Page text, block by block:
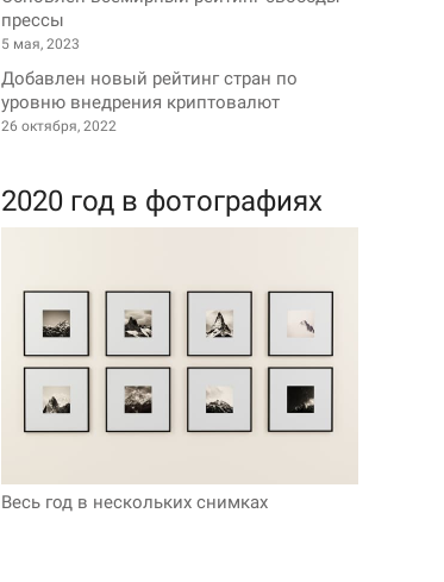
прессы
5 мая, 2023
Добавлен новый рейтинг стран по
уровню внедрения криптовалют
26 октября, 2022
2020 год в фотографиях
Весь год в нескольких снимках